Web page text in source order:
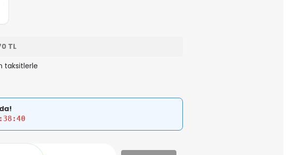
TL
taksitlerle